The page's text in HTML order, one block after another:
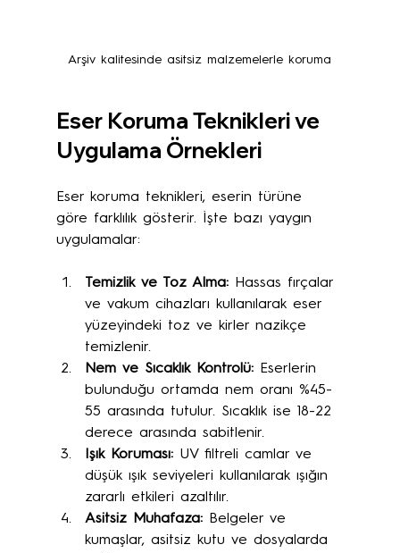
Arşiv kalitesinde asitsiz malzemelerle koruma
Eser Koruma Teknikleri ve
Uygulama Örnekleri
Eser koruma teknikleri, eserin türüne
göre farklılık gösterir. İşte bazı yaygın
uygulamalar:
Temizlik ve Toz Alma: Hassas fırçalar
ve vakum cihazları kullanılarak eser
yüzeyindeki toz ve kirler nazikçe
temizlenir.
Nem ve Sıcaklık Kontrolü: Eserlerin
bulunduğu ortamda nem oranı %45-
55 arasında tutulur. Sıcaklık ise 18-22
derece arasında sabitlenir.
Işık Koruması: UV filtreli camlar ve
düşük ışık seviyeleri kullanılarak ışığın
zararlı etkileri azaltılır.
Asitsiz Muhafaza: Belgeler ve
kumaşlar, asitsiz kutu ve dosyalarda